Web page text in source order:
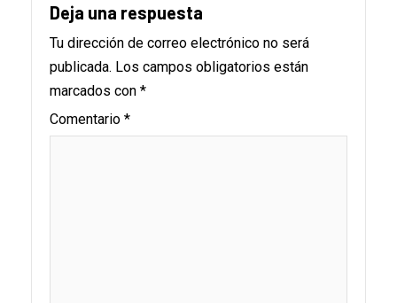
Deja una respuesta
Tu dirección de correo electrónico no será
publicada. Los campos obligatorios están
marcados con *
Comentario *